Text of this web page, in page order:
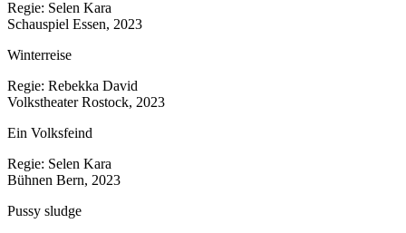
Regie: Selen Kara
Schauspiel Essen, 2023
Winterreise
Regie: Rebekka David
Volkstheater Rostock, 2023
Ein Volksfeind
Regie: Selen Kara
Bühnen Bern, 2023
Pussy sludge